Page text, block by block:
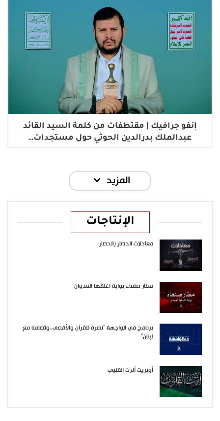
إنفو جرافيك | مقتطفات من كلمة السيد القائد
عبدالملك بدرالدين الحوثي حول مستجدات…
المزيد
الإنتاجات
معادلات الحصار بالحصار
مطار صنعاء بوابة اغلقها العدوان
برنامج في الواجهة “نصرة للقرآن والأقصى..وتضامنا مع
لبنان”
أوبريت أنرت القلوب